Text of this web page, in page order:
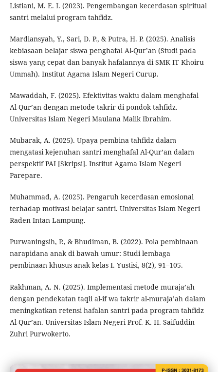
Listiani, M. E. I. (2023). Pengembangan kecerdasan spiritual
santri melalui program tahfidz.
Mardiansyah, Y., Sari, D. P., & Putra, H. P. (2025). Analisis
kebiasaan belajar siswa penghafal Al-Qur’an (Studi pada
siswa yang cepat dan banyak hafalannya di SMK IT Khoiru
Ummah). Institut Agama Islam Negeri Curup.
Mawaddah, F. (2025). Efektivitas waktu dalam menghafal
Al-Qur’an dengan metode takrir di pondok tahfidz.
Universitas Islam Negeri Maulana Malik Ibrahim.
Mubarak, A. (2025). Upaya pembina tahfidz dalam
mengatasi kejenuhan santri menghafal Al-Qur’an dalam
perspektif PAI [Skripsi]. Institut Agama Islam Negeri
Parepare.
Muhammad, A. (2025). Pengaruh kecerdasan emosional
terhadap motivasi belajar santri. Universitas Islam Negeri
Raden Intan Lampung.
Purwaningsih, P., & Bhudiman, B. (2022). Pola pembinaan
narapidana anak di bawah umur: Studi lembaga
pembinaan khusus anak kelas I. Yustisi, 8(2), 91–105.
Rakhman, A. N. (2025). Implementasi metode muraja’ah
dengan pendekatan taqli al-if wa takrir al-muraja’ah dalam
meningkatkan retensi hafalan santri pada program tahfidz
Al-Qur’an. Universitas Islam Negeri Prof. K. H. Saifuddin
Zuhri Purwokerto.